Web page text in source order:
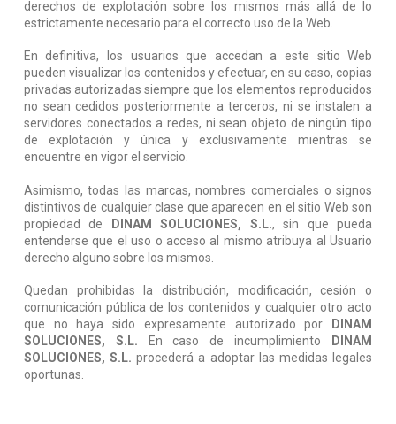
derechos de explotación sobre los mismos más allá de lo
estrictamente necesario para el correcto uso de la Web.
En definitiva, los usuarios que accedan a este sitio Web
pueden visualizar los contenidos y efectuar, en su caso, copias
privadas autorizadas siempre que los elementos reproducidos
no sean cedidos posteriormente a terceros, ni se instalen a
servidores conectados a redes, ni sean objeto de ningún tipo
de explotación y única y exclusivamente mientras se
encuentre en vigor el servicio.
Asimismo, todas las marcas, nombres comerciales o signos
distintivos de cualquier clase que aparecen en el sitio Web son
propiedad de
DINAM SOLUCIONES, S.L., sin que pueda
entenderse que el uso o acceso al mismo atribuya al Usuario
derecho alguno sobre los mismos.
Quedan prohibidas la distribución, modificación, cesión o
comunicación pública de los contenidos y cualquier otro acto
que no haya sido expresamente autorizado por
DINAM
SOLUCIONES, S.L. En caso de incumplimiento
DINAM
SOLUCIONES, S.L. procederá a adoptar las medidas legales
oportunas.